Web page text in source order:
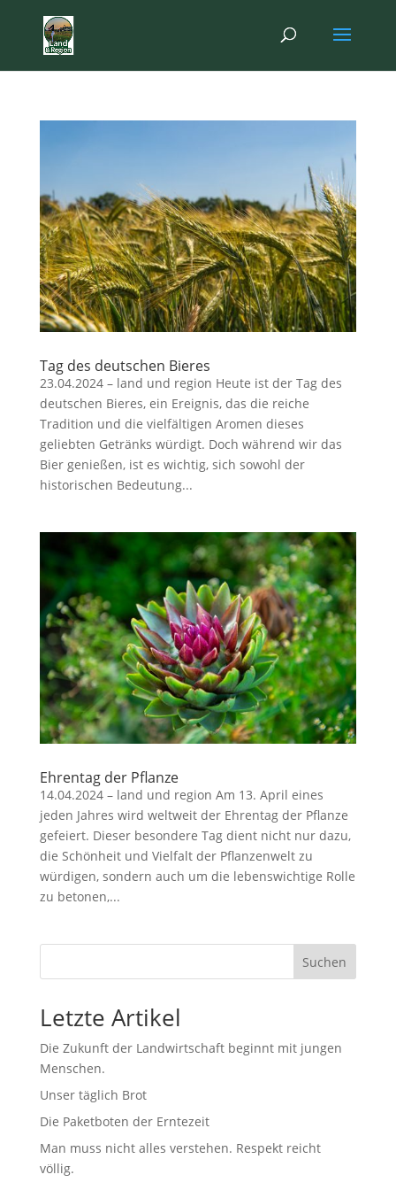
Tag des deutschen Bieres
23.04.2024 – land und region Heute ist der Tag des
deutschen Bieres, ein Ereignis, das die reiche
Tradition und die vielfältigen Aromen dieses
geliebten Getränks würdigt. Doch während wir das
Bier genießen, ist es wichtig, sich sowohl der
historischen Bedeutung...
Ehrentag der Pflanze
14.04.2024 – land und region Am 13. April eines
jeden Jahres wird weltweit der Ehrentag der Pflanze
gefeiert. Dieser besondere Tag dient nicht nur dazu,
die Schönheit und Vielfalt der Pflanzenwelt zu
würdigen, sondern auch um die lebenswichtige Rolle
zu betonen,...
Suchen
Letzte Artikel
Die Zukunft der Landwirtschaft beginnt mit jungen
Menschen.
Unser täglich Brot
Die Paketboten der Erntezeit
Man muss nicht alles verstehen. Respekt reicht
völlig.